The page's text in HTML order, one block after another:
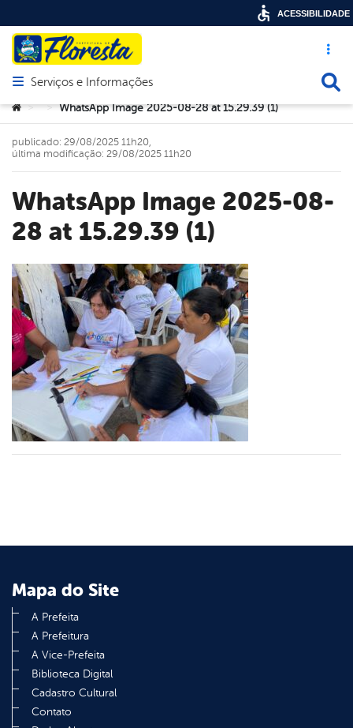
Acesso
Abrir menu principal de navegação
Serviços e Informações
Você está aqui:
> > WhatsApp Image 2025-08-28 at 15.29.39 (1)
WhatsApp Image 2025-08-
28 at 15.29.39 (1)
publicado: 29/08/2025 11h20,
última modificação: 29/08/2025 11h20
Mapa do Site
A Prefeita
A Prefeitura
A Vice-Prefeita
Biblioteca Digital
Cadastro Cultural
Contato
ACESSIBILIDADE